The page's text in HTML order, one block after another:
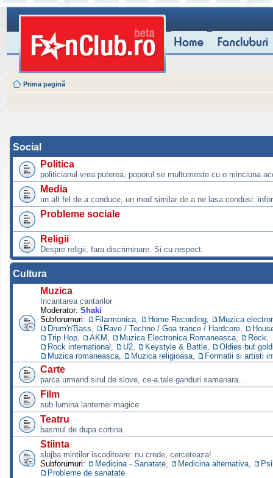
Prima pagină
Social
Politica
politicianul vrea puterea, poporul se multumeste cu o minciuna
Media
un alt fel de a conduce, un mod similar de a ne lasa condusi:
Probleme sociale
Religii
Despre religii, fara discriminare. Si cu respect.
Cultura
Muzica
Incantarea cantarilor
Moderator: Shaki
Subforumuri:
Filarmonica Home Recording
Muzica
Drum'n'Bass
Rave / Techno / Goa trance / Hardcore
Trip Hop
AKM Muzica Electronica Romaneasca Rock
Rock international
U2 Keystyle & Battle
Oldies but
Muzica romaneasca
Muzica religioasa Formatii si artisti
Carte
parca urmand sirul de slove, ce-a tale ganduri samanara...
Film
sub lumina lanternei magice
Teatru
basmul de dupa cortina
Stiinta
slujba mintilor iscoditoare: nu crede, cerceteaza!
Subforumuri:
Medicina - Sanatate Medicina alternativa
Probleme de sanatate